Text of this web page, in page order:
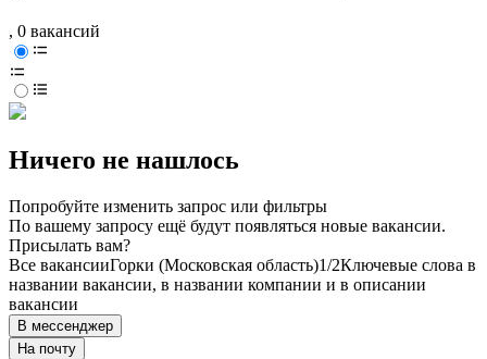
, 0 вакансий
Ничего не нашлось
Попробуйте изменить запрос или фильтры
По вашему запросу ещё будут появляться новые вакансии.
Присылать вам?
Все вакансииГорки (Московская область)1/2Ключевые слова в
названии вакансии, в названии компании и в описании
вакансии
В мессенджер
На почту